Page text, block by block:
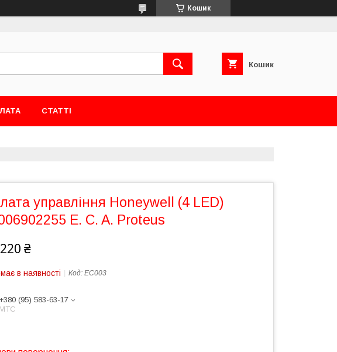
Кошик
Кошик
СТАТТІ
управління Honeywell (4 LED)
E. C. A. Proteus
₴
в наявності Код: EC003
+380 (95) 583-63-17
МТС